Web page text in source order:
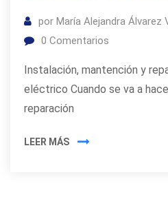
por María Alejandra Álvarez
0 Comentarios
Instalación, mantención y
eléctrico Cuando se va a
reparación
LEER MÁS